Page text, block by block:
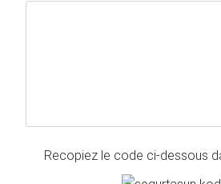
Recopiez le code ci-dessous